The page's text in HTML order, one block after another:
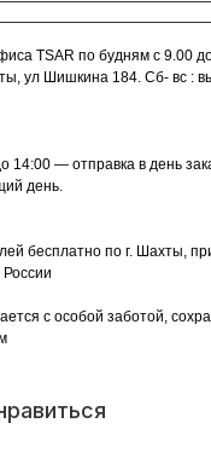
TSAR по будням с 9.00
ул Шишкина 184. Сб- вс :
14:00 — отправка в день
день.
бесплатно по г. Шахты,
с особой заботой,